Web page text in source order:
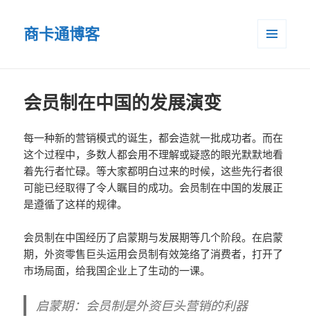
商卡通博客
会员制在中国的发展演变
每一种新的营销模式的诞生，都会造就一批成功者。而在
这个过程中，多数人都会用不理解或疑惑的眼光默默地看
着先行者忙碌。等大家都明白过来的时候，这些先行者很
可能已经取得了令人瞩目的成功。会员制在中国的发展正
是遵循了这样的规律。
会员制在中国经历了启蒙期与发展期等几个阶段。在启蒙
期，外资零售巨头运用会员制有效笼络了消费者，打开了
市场局面，给我国企业上了生动的一课。
启蒙期：会员制是外资巨头营销的利器